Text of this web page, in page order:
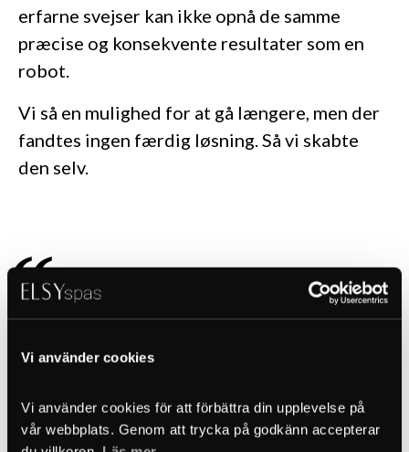
Vi använder cookies
Vi använder cookies för att förbättra din upplevelse på
vår webbplats. Genom att trycka på godkänn accepterar
erfarne svejser kan ikke opnå de samme
præcise og konsekvente resultater som en
robot.
Vi så en mulighed for at gå længere, men der
fandtes ingen færdig løsning. Så vi skabte
den selv.
Vores lasersvejsning skaber en
sømløs, stærk og fremtidssikret
konstruktion, som overgår alt